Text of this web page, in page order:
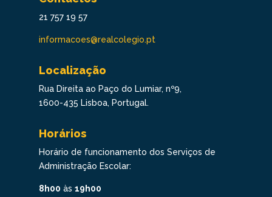
21 757 19 57
informacoes@realcolegio.pt
Localização
Rua Direita ao Paço do Lumiar, nº9,
1600-435 Lisboa, Portugal.
Horários
Horário de funcionamento dos Serviços de
Administração Escolar:
8h00 às 19h00